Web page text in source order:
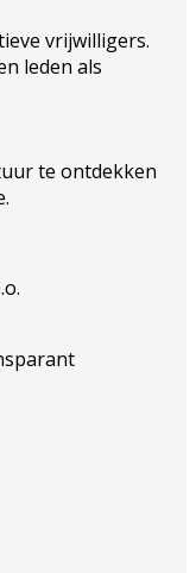
vrijwilligers.
leden als
te ontdekken